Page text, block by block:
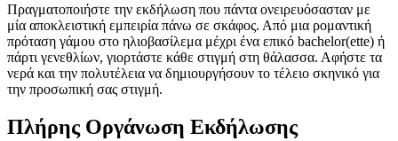
Πραγματοποιήστε την εκδήλωση που πάντα ονειρευόσασταν με
μία αποκλειστική εμπειρία πάνω σε σκάφος. Από μια ρομαντική
πρόταση γάμου στο ηλιοβασίλεμα μέχρι ένα επικό bachelor(ette) ή
πάρτι γενεθλίων, γιορτάστε κάθε στιγμή στη θάλασσα. Αφήστε τα
νερά και την πολυτέλεια να δημιουργήσουν το τέλειο σκηνικό για
την προσωπική σας στιγμή.
Πλήρης Οργάνωση Εκδήλωσης